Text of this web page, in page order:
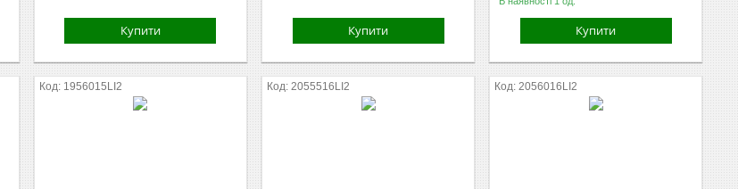
Купити Купити Купити
1956015LI2 2055516LI2 2056016LI2